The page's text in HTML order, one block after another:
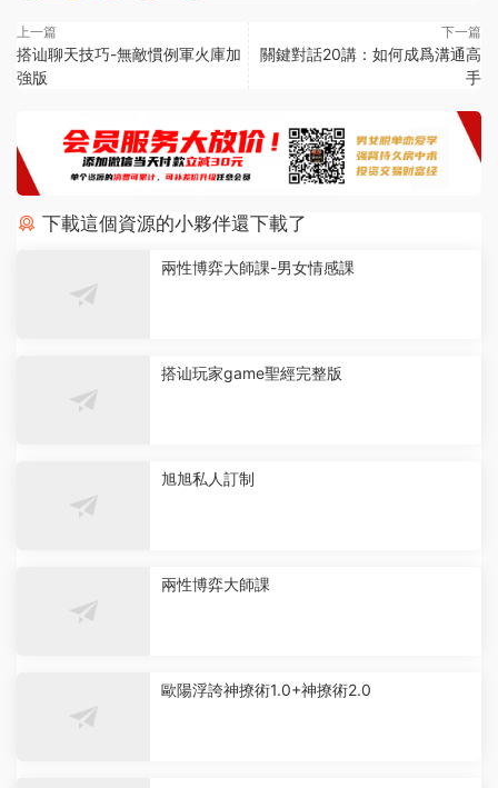
上一篇
搭讪聊天技巧-無敵慣例軍火庫加
強版
下一篇
關鍵對話20講：如何成爲溝通高
手
下載這個資源的小夥伴還下載了
兩性博弈大師課-男女情感課
搭讪玩家game聖經完整版
旭旭私人訂制
兩性博弈大師課
歐陽浮誇神撩術1.0+神撩術2.0